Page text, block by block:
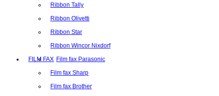
Ribbon Tally
Ribbon Olivetti
Ribbon Star
Ribbon Wincor Nixdorf
FILM FAX Film fax Parasonic
Film fax Sharp
Film fax Brother